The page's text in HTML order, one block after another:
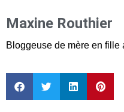
Maxine Routhier
Bloggeuse de mère en fille